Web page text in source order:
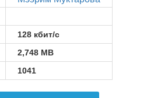
128 кбит/с
2,748 MB
1041